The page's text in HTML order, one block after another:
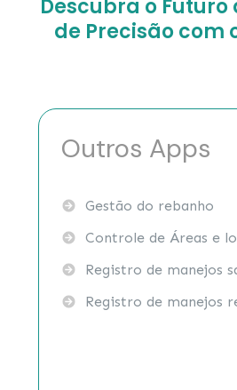
Descubra o
de Precisão com
Outros Apps
Gestão do rebanho
Controle de Áreas e
Registro de manejos
Registro de manejos